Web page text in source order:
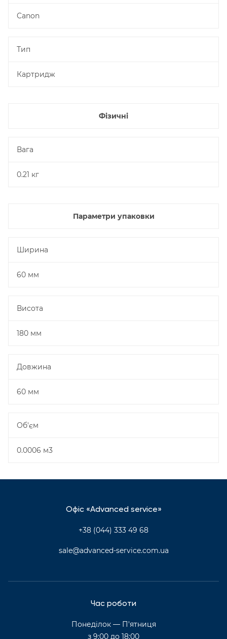
Canon
Тип
Картридж
Фізичні
Вага
0.21 кг
Параметри упаковки
Ширина
60 мм
Висота
180 мм
Довжина
60 мм
Об'єм
0.0006 м3
Офіс «Advanced service»
+38 (044) 333 49 68
sale@advanced-service.com.ua
Час роботи
Понеділок — П'ятниця
з 9:00 до 18:00